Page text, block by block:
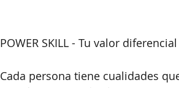
POWER SKILL - Tu valor diferencial
Cada persona tiene cualidades